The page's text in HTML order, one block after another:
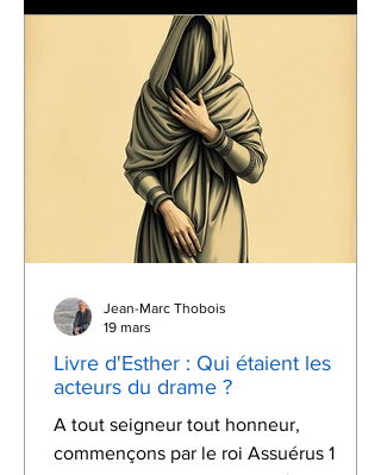
Livre d'Esther : Qui étaient les
acteurs du drame ?
A tout seigneur tout honneur,
commençons par le roi Assuérus 1
Jean-Marc Thobois
19 mars